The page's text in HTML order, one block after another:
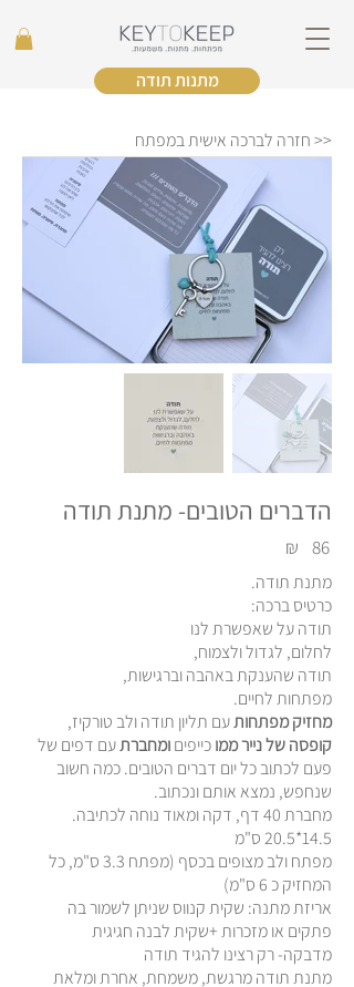
מתנות תודה
<< חזרה לברכה אישית במפתח
הדברים הטובים- מתנת תודה
86
₪
מתנת תודה.
כרטיס ברכה:
תודה על שאפשרת לנו
לחלום, לגדול ולצמוח,
תודה שהענקת באהבה וברגישות,
מפתחות לחיים.
מחזיק מפתחותעם תליון תודה ולב טורקיז,
קופסה של נייר ממוכייפיםומחברתעם דפים של
פעם לכתוב כל יום דברים הטובים. כמה חשוב
שנחפש, נמצא אותם ונכתוב.
מחברת 40 דף, דקה ומאוד נוחה לכתיבה.
14.5*20.5 ס"מ
מפתח ולב מצופים בכסף (מפתח 3.3 ס"מ, כל
המחזיק כ 6 ס"מ)
אריזת מתנה: שקית קנווס שניתן לשמור בה
פתקים או מזכרות +שקית לבנה חגיגית
מדבקה- רק רצינו להגיד תודה
מתנת תודה מרגשת, משמחת, אחרת ומלאת